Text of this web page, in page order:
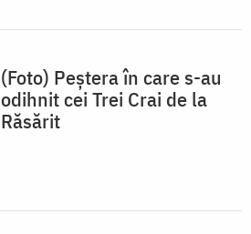
(Foto) Peștera în care s-au
odihnit cei Trei Crai de la
Răsărit